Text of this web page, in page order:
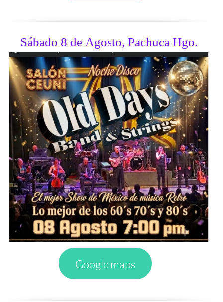
Sábado 8 de Agosto, Pachuca Hgo.
Google maps